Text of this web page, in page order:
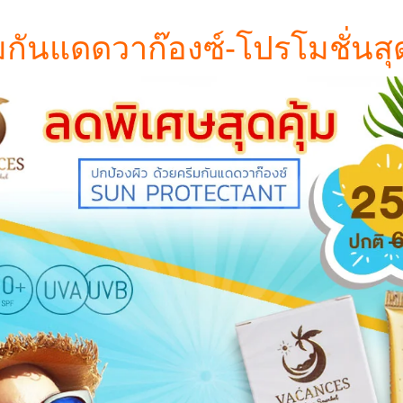
นแดดวาก๊องซ์-โปรโมชั่น